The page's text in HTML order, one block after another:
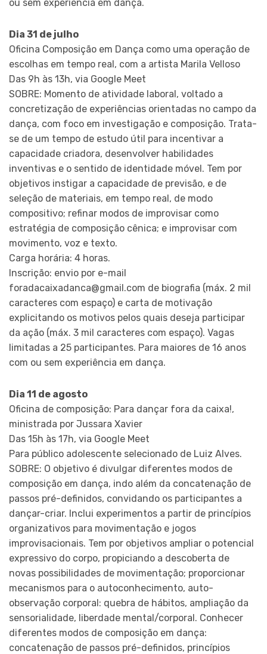
ou sem experiência em dança.
Dia 31 de julho
Oficina Composição em Dança como uma operação de
escolhas em tempo real, com a artista Marila Velloso
Das 9h às 13h, via Google Meet
SOBRE: Momento de atividade laboral, voltado a
concretização de experiências orientadas no campo da
dança, com foco em investigação e composição. Trata-
se de um tempo de estudo útil para incentivar a
capacidade criadora, desenvolver habilidades
inventivas e o sentido de identidade móvel. Tem por
objetivos instigar a capacidade de previsão, e de
seleção de materiais, em tempo real, de modo
compositivo; refinar modos de improvisar como
estratégia de composição cênica; e improvisar com
movimento, voz e texto.
Carga horária: 4 horas.
Inscrição: envio por e-mail
foradacaixadanca@gmail.com de biografia (máx. 2 mil
caracteres com espaço) e carta de motivação
explicitando os motivos pelos quais deseja participar
da ação (máx. 3 mil caracteres com espaço). Vagas
limitadas a 25 participantes. Para maiores de 16 anos
com ou sem experiência em dança.
Dia 11 de agosto
Oficina de composição: Para dançar fora da caixa!,
ministrada por Jussara Xavier
Das 15h às 17h, via Google Meet
Para público adolescente selecionado de Luiz Alves.
SOBRE: O objetivo é divulgar diferentes modos de
composição em dança, indo além da concatenação de
passos pré-definidos, convidando os participantes a
dançar-criar. Inclui experimentos a partir de princípios
organizativos para movimentação e jogos
improvisacionais. Tem por objetivos ampliar o potencial
expressivo do corpo, propiciando a descoberta de
novas possibilidades de movimentação; proporcionar
mecanismos para o autoconhecimento, auto-
observação corporal: quebra de hábitos, ampliação da
sensorialidade, liberdade mental/corporal. Conhecer
diferentes modos de composição em dança:
concatenação de passos pré-definidos, princípios